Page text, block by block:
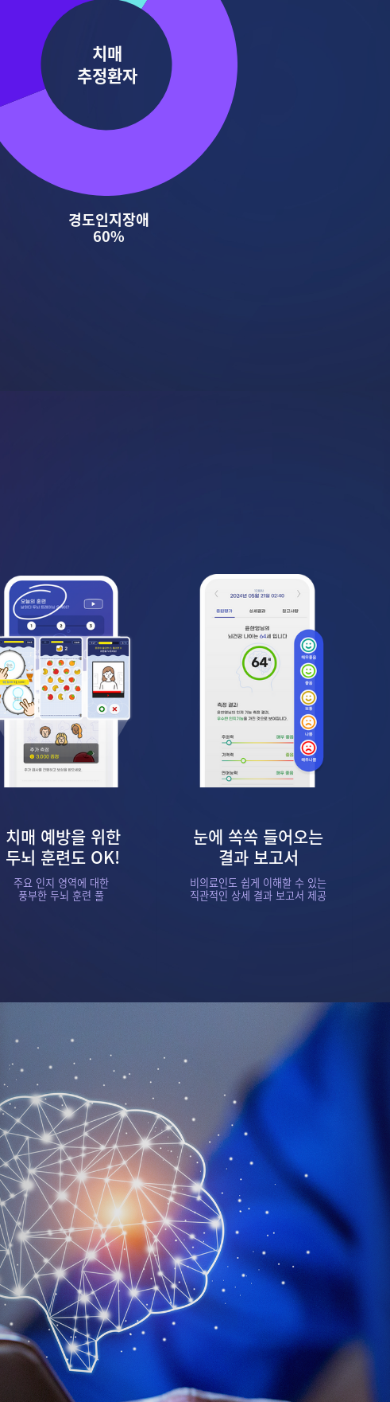
치매
추정환자
경도인지장애
60%
치매 예방을 위한
두뇌 훈련도 OK!
주요 인지 영역에 대한
풍부한 두뇌 훈련 풀
눈에 쏙쏙 들어오는
결과 보고서
비의료인도 쉽게 이해할 수 있는
직관적인 상세 결과 보고서 제공